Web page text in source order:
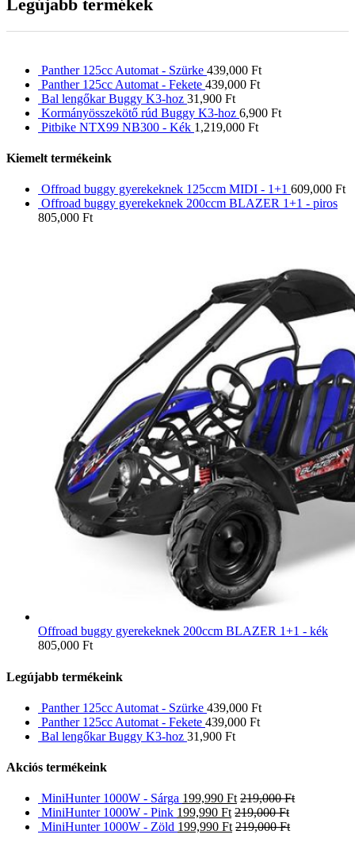
Legújabb termékek
Panther 125cc Automat - Szürke 439,000 Ft
Panther 125cc Automat - Fekete 439,000 Ft
Bal lengőkar Buggy K3-hoz 31,900 Ft
Kormányösszekötő rúd Buggy K3-hoz 6,900 Ft
Pitbike NTX99 NB300 - Kék 1,219,000 Ft
Kiemelt termékeink
Offroad buggy gyerekeknek 125ccm MIDI - 1+1 609,000 Ft
Offroad buggy gyerekeknek 200ccm BLAZER 1+1 - piros
805,000 Ft
Offroad buggy gyerekeknek 200ccm BLAZER 1+1 - kék
805,000 Ft
Legújabb termékeink
Panther 125cc Automat - Szürke 439,000 Ft
Panther 125cc Automat - Fekete 439,000 Ft
Bal lengőkar Buggy K3-hoz 31,900 Ft
Akciós termékeink
MiniHunter 1000W - Sárga 199,990 Ft 219,000Ft
MiniHunter 1000W - Pink 199,990 Ft 219,000Ft
MiniHunter 1000W - Zöld 199,990 Ft 219,000Ft